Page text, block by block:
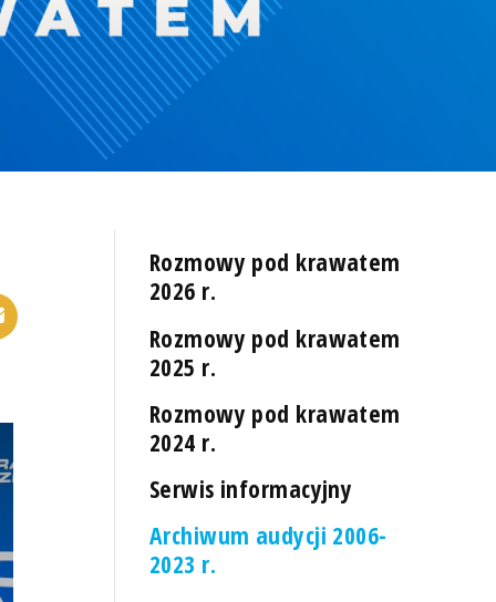
Rozmowy pod krawatem
2026 r.
Rozmowy pod krawatem
2025 r.
Rozmowy pod krawatem
2024 r.
Serwis informacyjny
Archiwum audycji 2006-
2023 r.